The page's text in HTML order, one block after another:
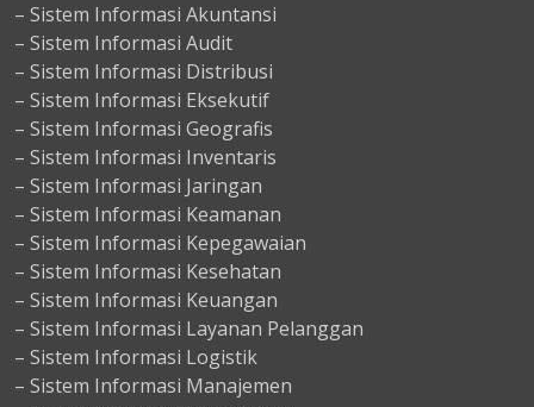
– Sistem Informasi Akuntansi
– Sistem Informasi Audit
– Sistem Informasi Distribusi
– Sistem Informasi Eksekutif
– Sistem Informasi Geografis
– Sistem Informasi Inventaris
– Sistem Informasi Jaringan
– Sistem Informasi Keamanan
– Sistem Informasi Kepegawaian
– Sistem Informasi Kesehatan
– Sistem Informasi Keuangan
– Sistem Informasi Layanan Pelanggan
– Sistem Informasi Logistik
– Sistem Informasi Manajemen